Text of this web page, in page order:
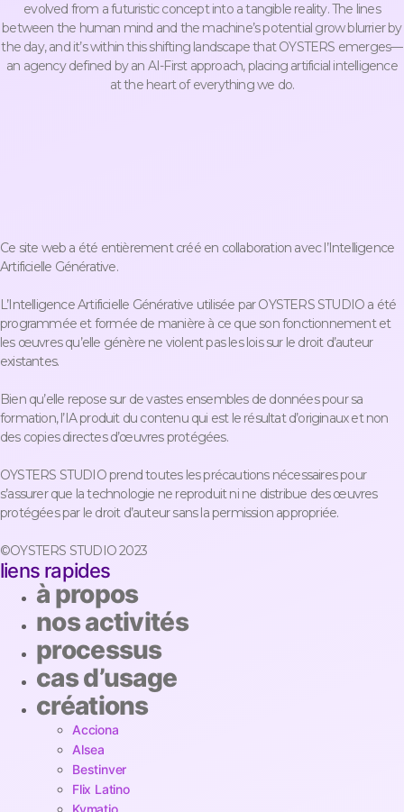
evolved from a futuristic concept into a tangible reality. The lines
between the human mind and the machine’s potential grow blurrier by
the day, and it’s within this shifting landscape that OYSTERS emerges—
an agency defined by an AI-First approach, placing artificial intelligence
at the heart of everything we do.
Ce site web a été entièrement créé en collaboration avec l’Intelligence
Artificielle Générative.
L’Intelligence Artificielle Générative utilisée par OYSTERS STUDIO a été
programmée et formée de manière à ce que son fonctionnement et
les œuvres qu’elle génère ne violent pas les lois sur le droit d’auteur
existantes.
Bien qu’elle repose sur de vastes ensembles de données pour sa
formation, l’IA produit du contenu qui est le résultat d’originaux et non
des copies directes d’œuvres protégées.
OYSTERS STUDIO prend toutes les précautions nécessaires pour
s’assurer que la technologie ne reproduit ni ne distribue des œuvres
protégées par le droit d’auteur sans la permission appropriée.
©OYSTERS STUDIO 2023
liens rapides
à propos
nos activités
processus
cas d’usage
créations
Acciona
Alsea
Bestinver
Flix Latino
Kymatio